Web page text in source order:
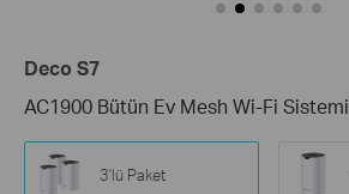
Deco S7
AC1900 Bütün Ev Mesh Wi-Fi Sistemi
3'lü Paket